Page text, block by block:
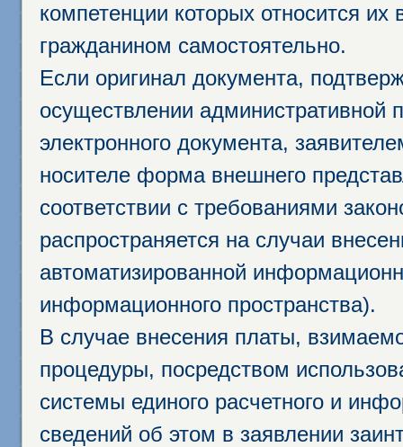
компетенции которых относится
гражданином самостоятельно.
Если оригинал документа,
осуществлении административной
электронного документа,
носителе форма внешнего
соответствии с требованиями
распространяется на случаи
автоматизированной
информационного пространства).
В случае внесения платы,
процедуры, посредством
системы единого расчетного и
сведений об этом в заявлении